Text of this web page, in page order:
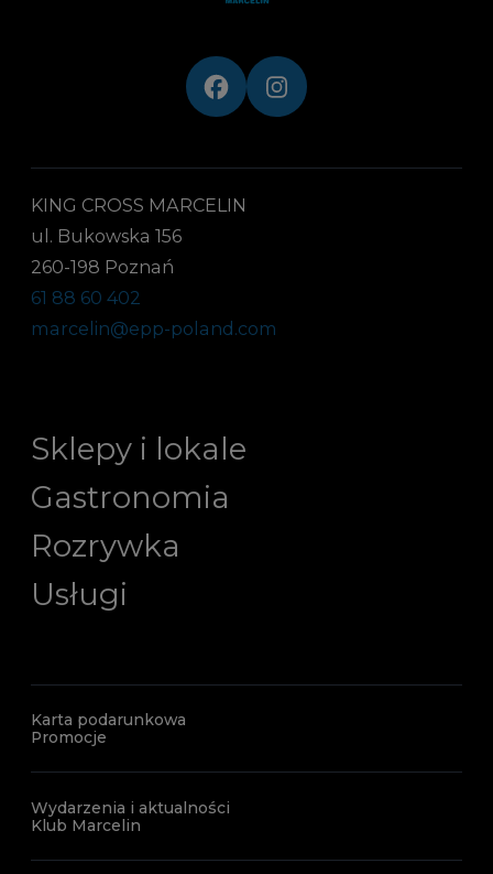
KING CROSS MARCELIN
ul. Bukowska 156
260-198 Poznań
61 88 60 402
marcelin@epp-poland.com
Sklepy i lokale
Gastronomia
Rozrywka
Usługi
Karta podarunkowa
Promocje
Wydarzenia i aktualności
Klub Marcelin